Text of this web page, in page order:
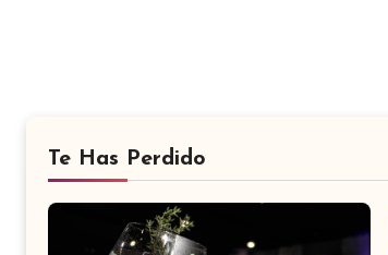
Te Has Perdido